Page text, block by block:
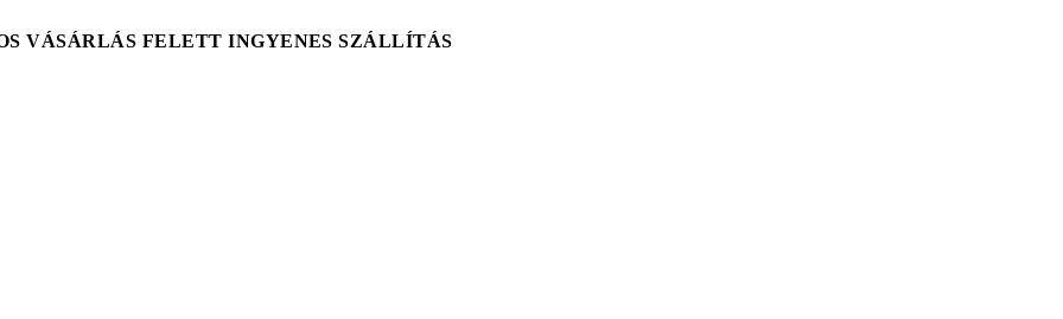
VÁSÁRLÁS FELETT INGYENES SZÁLLÍTÁS